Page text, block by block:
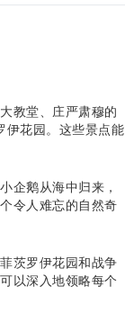
教堂、庄严肃穆的
伊花园。这些景点能
企鹅从海中归来，
令人难忘的自然奇
茨罗伊花园和战争
以深入地领略每个